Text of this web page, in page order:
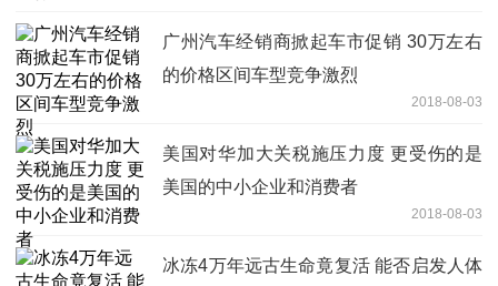
广州汽车经销商掀起车市促销 30万左右
的价格区间车型竞争激烈
2018-08-03
美国对华加大关税施压力度 更受伤的是
美国的中小企业和消费者
2018-08-03
冰冻4万年远古生命竟复活 能否启发人体